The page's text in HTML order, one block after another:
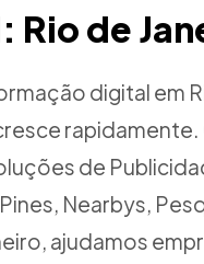
Rio de
digital em
rapidamente.
de
Nearbys,
ajudamos